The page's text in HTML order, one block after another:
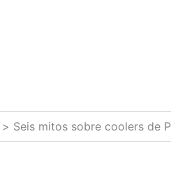
Seis mitos sobre coolers de